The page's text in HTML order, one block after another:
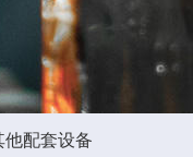
他配套设备